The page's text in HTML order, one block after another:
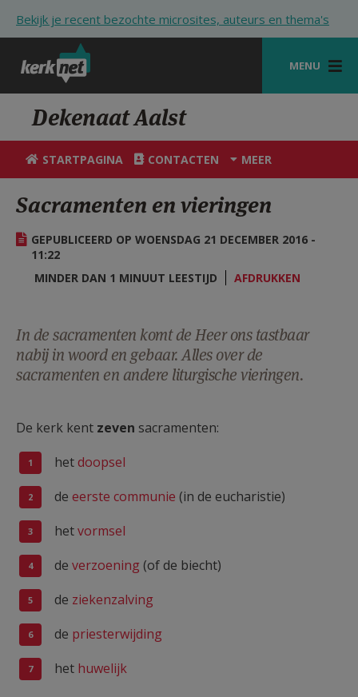
Bekijk je recent bezochte microsites, auteurs en thema's
MENU
STARTPAGINA
KERK
VIERINGEN
SHOP
ZOEKEN
HULP
MIJN PAROCHIE
AANMELDEN OF REGISTREREN
Dekenaat Aalst
STARTPAGINA CONTACTEN MEER
Sacramenten en vieringen
GEPUBLICEERD OP WOENSDAG 21 DECEMBER 2016 -
11:22
MINDER DAN 1 MINUUT LEESTIJD
AFDRUKKEN
In de sacramenten komt de Heer ons tastbaar
nabij in woord en gebaar. Alles over de
sacramenten en andere liturgische vieringen.
De kerk kent zeven sacramenten:
hetdoopsel
de eerste communie (in de eucharistie)
hetvormsel
de verzoening (of de biecht)
de ziekenzalving
de priesterwijding
het huwelijk